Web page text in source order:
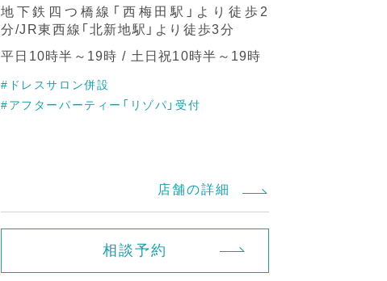
地下鉄四つ橋線「西梅田駅」より徒歩2
分/JR東西線「北新地駅」より徒歩3分
平日10時半～19時 / 土日祝10時半～19時
#ドレスサロン併設
#アフターパーティー「リゾパ」受付
店舗の詳細
相談予約